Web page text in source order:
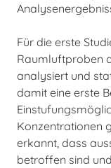
Für die erste
Raumluftproben
analysiert und
damit eine erste
Konzentrationen
erkannt, dass
betroffen sind